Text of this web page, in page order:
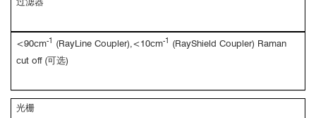
<90cm-1 (RayLine Coupler),<10cm-1 (RayShield Coupler) Raman
cut off (可选)
光栅